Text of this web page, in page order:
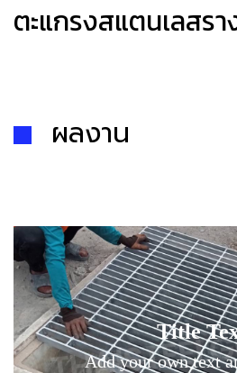
ตะแกรงสแตนเลสรา
ผลงาน
Title
Add your own text
Title Text on
Add your own text